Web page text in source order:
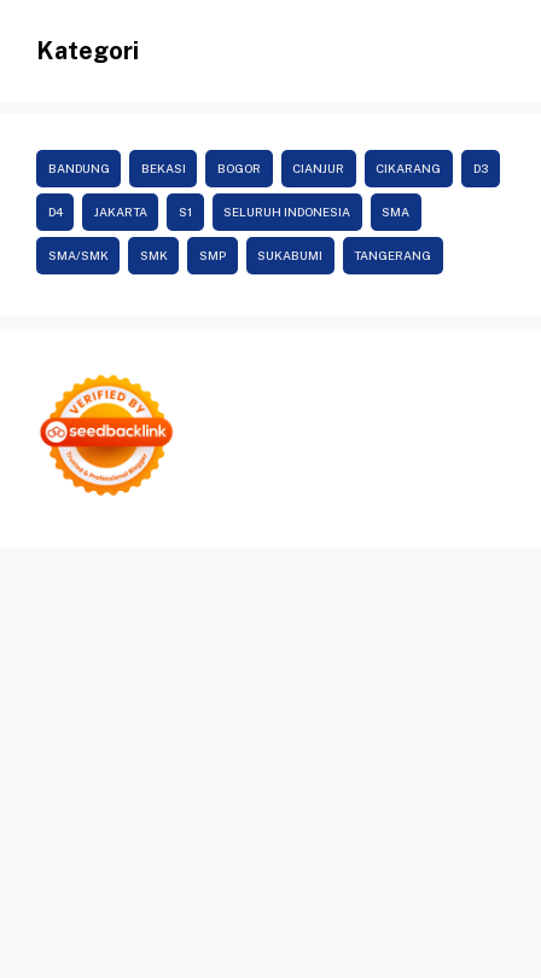
Kategori
BANDUNG BEKASI BOGOR CIANJUR CIKARANG D3
D4 JAKARTA S1 SELURUH INDONESIA SMA
SMA/SMK SMK SMP SUKABUMI TANGERANG